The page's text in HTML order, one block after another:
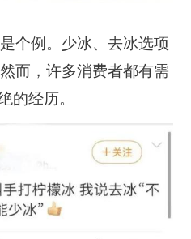
例。少冰、去冰选项
而，许多消费者都有需
的经历。